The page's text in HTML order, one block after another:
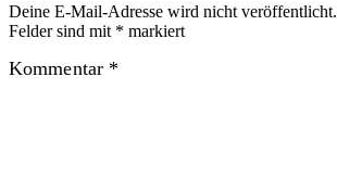
Deine E-Mail-Adresse wird nicht veröffentlicht.
Felder sind mit * markiert
Kommentar *